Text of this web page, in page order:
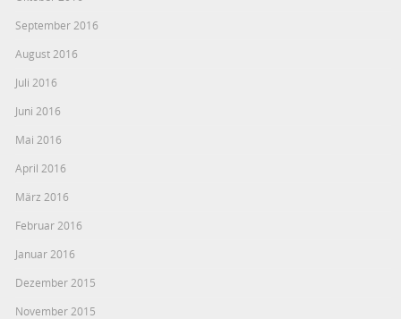
September 2016
August 2016
Juli 2016
Juni 2016
Mai 2016
April 2016
März 2016
Februar 2016
Januar 2016
Dezember 2015
November 2015